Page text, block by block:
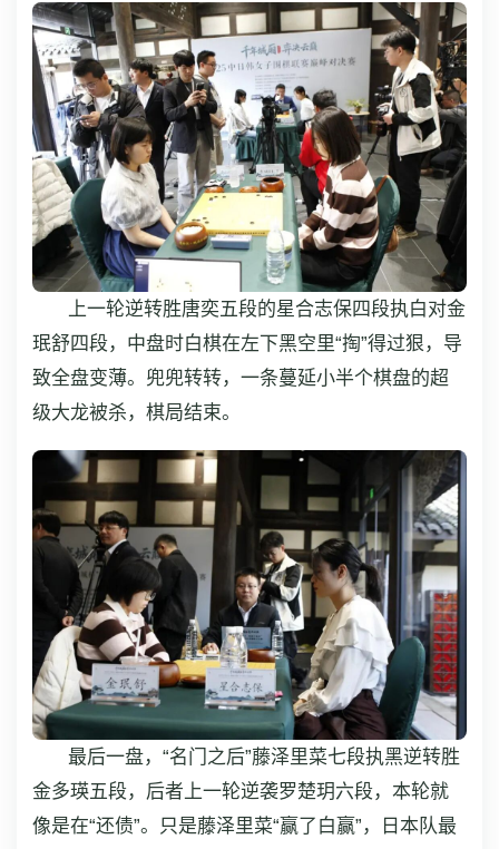
上一轮逆转胜唐奕五段的星合志保四段执白对金
珉舒四段，中盘时白棋在左下黑空里“掏”得过狠，导
致全盘变薄。兜兜转转，一条蔓延小半个棋盘的超
级大龙被杀，棋局结束。
最后一盘，“名门之后”藤泽里菜七段执黑逆转胜
金多瑛五段，后者上一轮逆袭罗楚玥六段，本轮就
像是在“还债”。只是藤泽里菜“赢了白赢”，日本队最